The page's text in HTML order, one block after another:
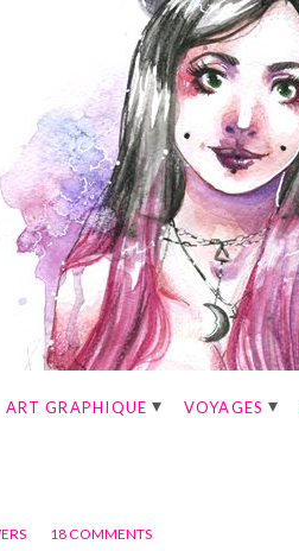
ART GRAPHIQUE VOYAGES
18 COMMENTS